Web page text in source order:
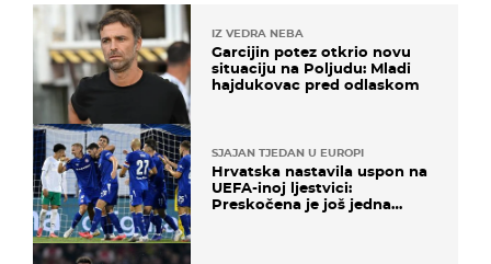
IZ VEDRA NEBA
Garcijin potez otkrio novu
situaciju na Poljudu: Mladi
hajdukovac pred odlaskom
SJAJAN TJEDAN U EUROPI
Hrvatska nastavila uspon na
UEFA-inoj ljestvici:
Preskočena je još jedna